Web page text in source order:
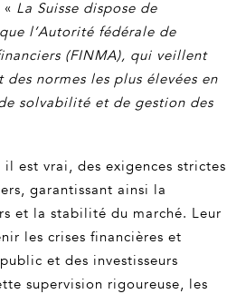
La Suisse dispose de
l’Autorité fédérale de
(FINMA), qui veillent
normes les plus élevées en
solvabilité et de gestion des
est vrai, des exigences strictes
garantissant ainsi la
et la stabilité du marché. Leur
les crises financières et
et des investisseurs
supervision rigoureuse, les